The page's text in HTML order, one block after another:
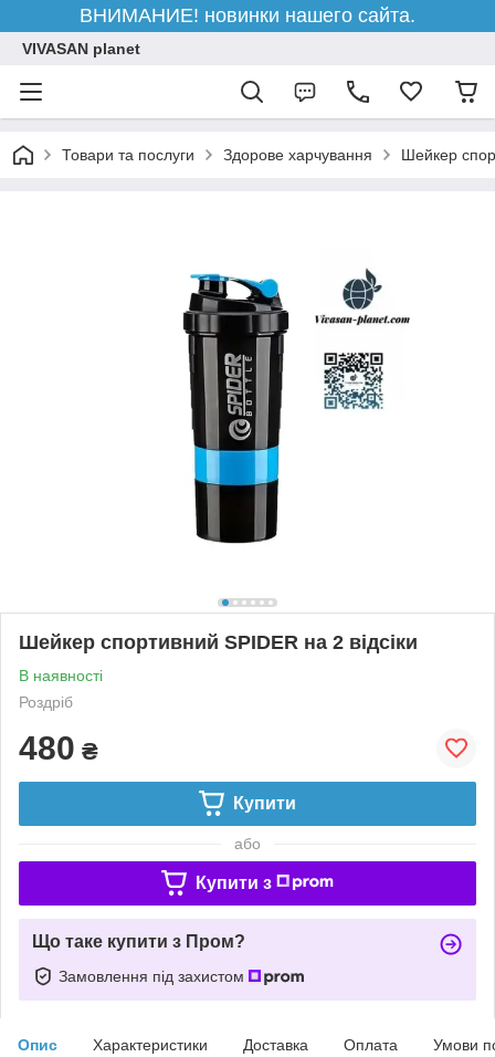
ВНИМАНИЕ! новинки нашего сайта.
VIVASAN planet
Товари та послуги Здорове харчування Шейкер
Шейкер спортивний SPIDER на 2 відсіки
В наявності
Роздріб
480 ₴
Купити
або
Купити з
Що таке купити з Пром?
Замовлення під захистом
Опис Характеристики Доставка Оплата Умови